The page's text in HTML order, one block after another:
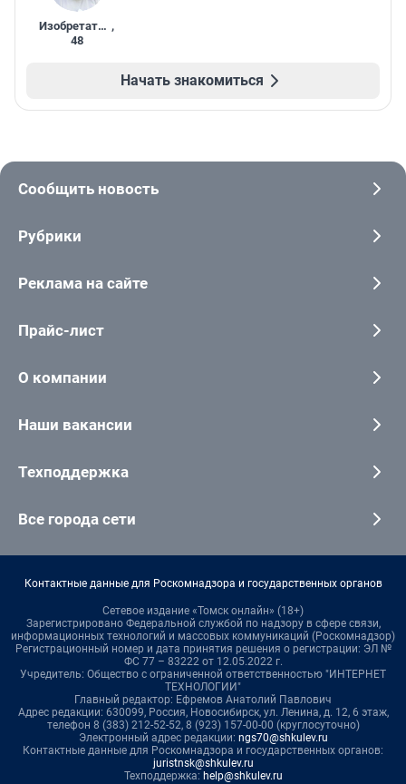
Изобретатель ,
48
Начать знакомиться
Сообщить новость
Рубрики
Реклама на сайте
Прайс-лист
О компании
Наши вакансии
Техподдержка
Все города сети
Контактные данные для Роскомнадзора и государственных органов
Сетевое издание «Томск онлайн» (18+)
Зарегистрировано Федеральной службой по надзору в сфере связи,
информационных технологий и массовых коммуникаций (Роскомнадзор)
Регистрационный номер и дата принятия решения о регистрации: ЭЛ №
ФС 77 – 83222 от 12.05.2022 г.
Учредитель: Общество с ограниченной ответственностью "ИНТЕРНЕТ
ТЕХНОЛОГИИ"
Главный редактор: Ефремов Анатолий Павлович
Адрес редакции: 630099, Россия, Новосибирск, ул. Ленина, д. 12, 6 этаж,
телефон 8 (383) 212-52-52, 8 (923) 157-00-00 (круглосуточно)
Электронный адрес редакции: ngs70@shkulev.ru
Контактные данные для Роскомнадзора и государственных органов:
juristnsk@shkulev.ru
Техподдержка: help@shkulev.ru